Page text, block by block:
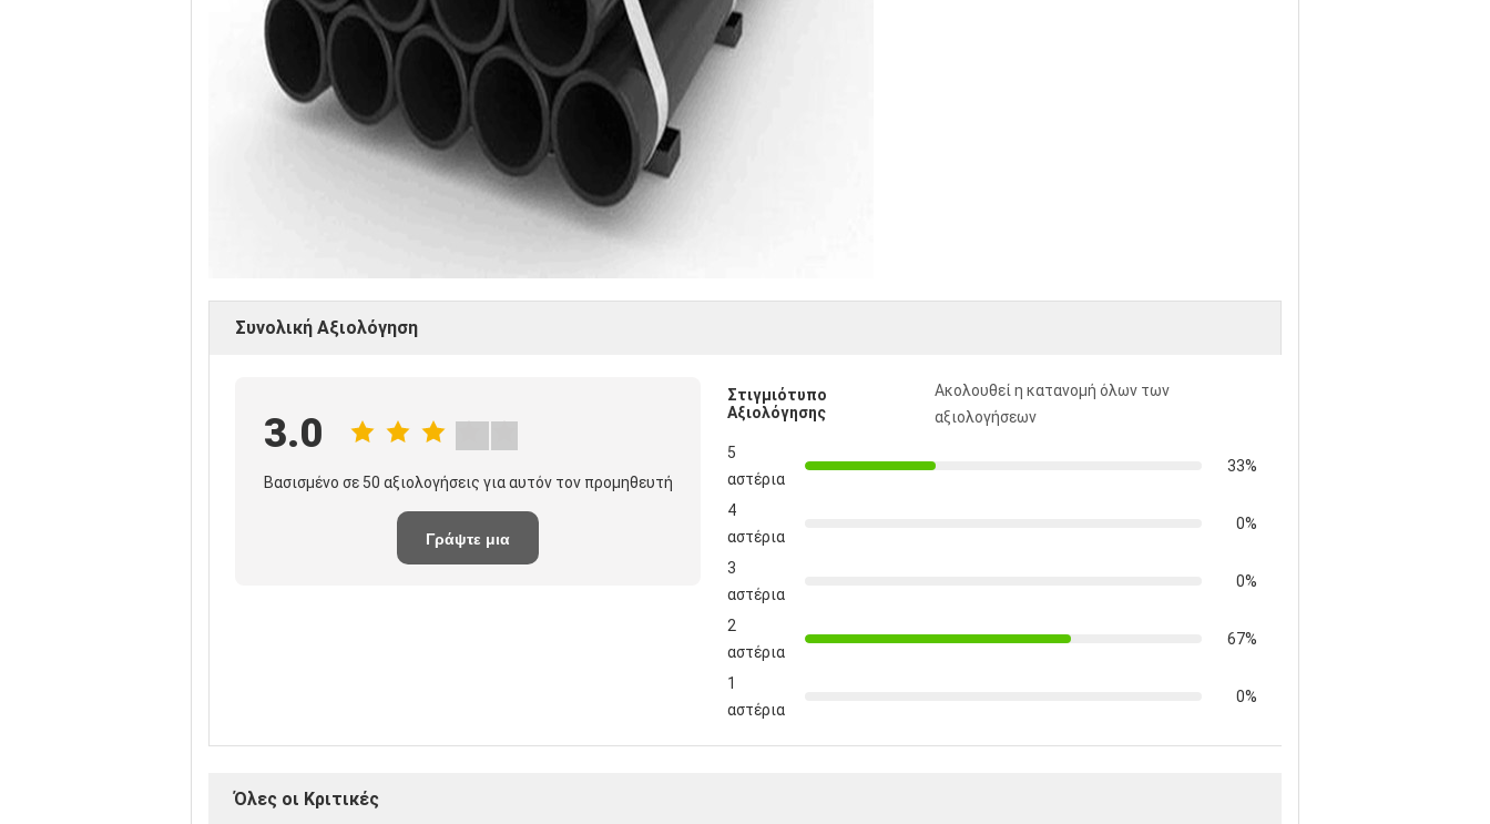
Συνολική Αξιολόγηση
3.0
Βασισμένο σε 50 αξιολογήσεις για αυτόν τον προμηθευτή
Γράψτε μια
Στιγμιότυπο
Αξιολόγησης
Ακολουθεί η κατανομή όλων των
αξιολογήσεων
5
αστέρια
33%
4
αστέρια
0%
3
αστέρια
0%
2
αστέρια
67%
1
αστέρια
0%
Όλες οι Κριτικές